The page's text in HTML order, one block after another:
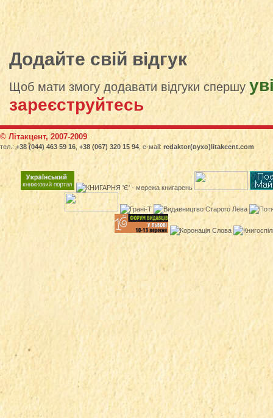
Додайте свій відгук
Щоб мати змогу додавати відгуки спершу
зареєструйтесь
© Літакцент, 2007-2009
тел.:+38 (044) 463 59 16 +38 (067) 320 15 94 , е-маіl: redaktor(вухо)litakcent.com